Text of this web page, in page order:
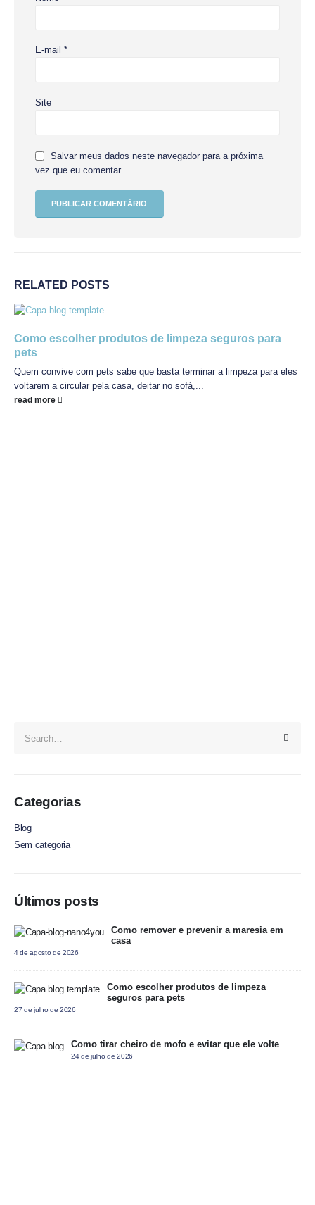
E-mail *
Site
Salvar meus dados neste navegador para a próxima
vez que eu comentar.
RELATED POSTS
Como escolher produtos de limpeza seguros para
pets
Quem convive com pets sabe que basta terminar a limpeza para eles
voltarem a circular pela casa, deitar no sofá,...
read more
Categorias
Blog
Sem categoria
Últimos posts
Como remover e prevenir a maresia em
casa
4 de agosto de 2026
Como escolher produtos de limpeza
seguros para pets
27 de julho de 2026
Como tirar cheiro de mofo e evitar que ele volte
24 de julho de 2026